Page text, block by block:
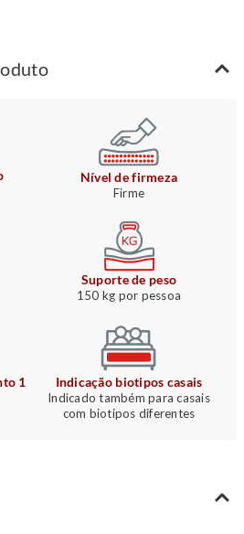
Nível de firmeza
Firme
Suporte de peso
150 kg por pessoa
1 Indicação biotipos casais
Indicado também para casais
com biotipos diferentes